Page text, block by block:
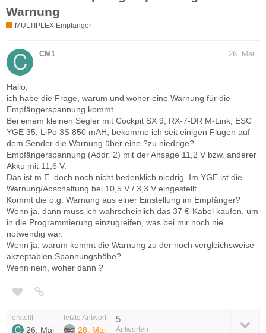
Bitte lesen Sie auch kurz die
Warnung
MULTIPLEX Empfänger
CM1 26. Mai
Hallo,
ich habe die Frage, warum und woher eine Warnung für die
Empfängerspannung kommt.
Bei einem kleinen Segler mit Cockpit SX 9, RX-7-DR M-Link, ESC
YGE 35, LiPo 3S 850 mAH, bekomme ich seit einigen Flügen auf
dem Sender die Warnung über eine ?zu niedrige?
Empfängerspannung (Addr. 2) mit der Ansage 11,2 V bzw. anderer
Akku mit 11,6 V.
Das ist m.E. doch noch nicht bedenklich niedrig. Im YGE ist die
Warnung/Abschaltung bei 10,5 V / 3,3 V eingestellt.
Kommt die o.g. Warnung aus einer Einstellung im Empfänger?
Wenn ja, dann muss ich wahrscheinlich das 37 €-Kabel kaufen, um
in die Programmierung einzugreifen, was bei mir noch nie
notwendig war.
Wenn ja, warum kommt die Warnung zu der noch vergleichsweise
akzeptablen Spannungshöhe?
Wenn nein, woher dann ?
erstellt
26. Mai
letzte Antwort
28. Mai
5
Antworten